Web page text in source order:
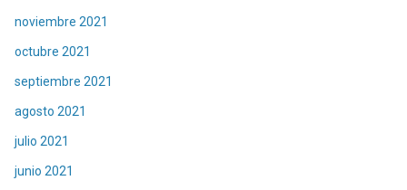
noviembre 2021
octubre 2021
septiembre 2021
agosto 2021
julio 2021
junio 2021